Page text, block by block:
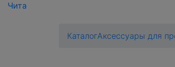
Чита
КаталогАксессуары для